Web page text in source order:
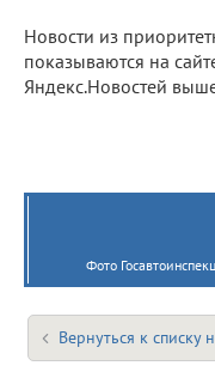
Новости из
показываются на
Яндекс.Новостей
Фото
Вернуться к списку